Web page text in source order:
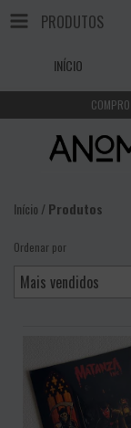
PRODUTOS
INÍCIO
Início /Produtos
Ordenar por